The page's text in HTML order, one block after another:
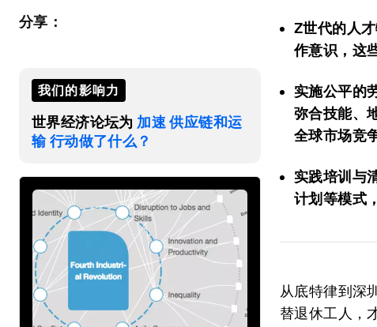
分享：
我们的影响力
世界经济论坛为 加速 供应链和运
输 行动做了什么？
Z世代的人
作意识，这
实施公平的
弥合技能、
全球市场竞
实践培训与
计划等模式
从底特律到深
替退休工人，